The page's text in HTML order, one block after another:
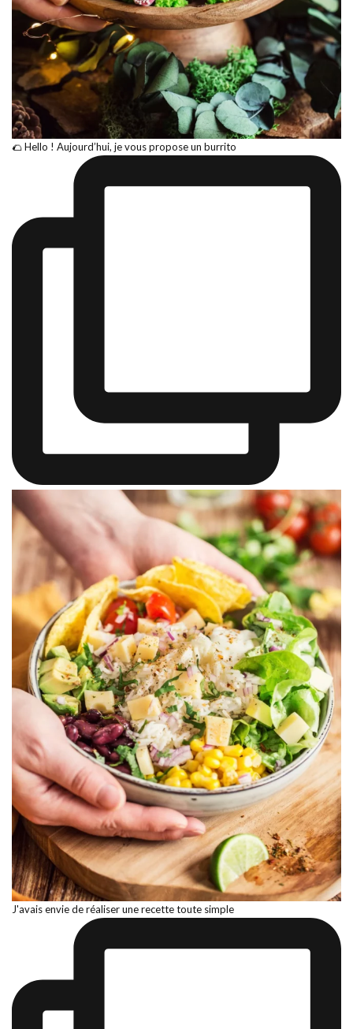
🌮 Hello ! Aujourd’hui, je vous propose un burrito
J'avais envie de réaliser une recette toute simple